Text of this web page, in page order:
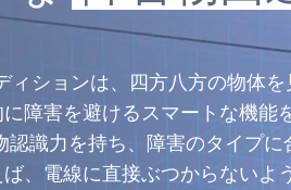
ィションは、四方八方の物体
障害を避けるスマートな機能
認識力を持ち、障害のタイプに
、電線に直接ぶつからないよ